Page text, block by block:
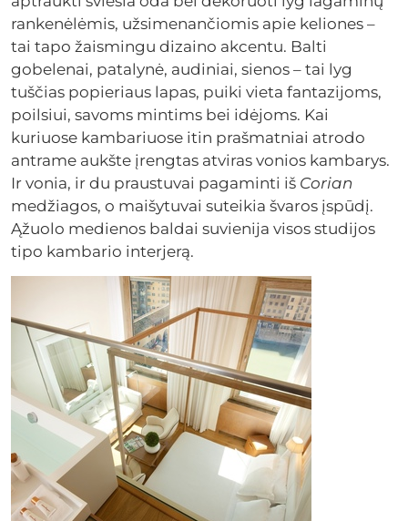
rankenėlėmis, užsimenančiomis apie keliones –
tai tapo žaismingu dizaino akcentu. Balti
gobelenai, patalynė, audiniai, sienos – tai lyg
tuščias popieriaus lapas, puiki vieta fantazijoms,
poilsiui, savoms mintims bei idėjoms. Kai
kuriuose kambariuose itin prašmatniai atrodo
antrame aukšte įrengtas atviras vonios kambarys.
Ir vonia, ir du praustuvai pagaminti iš Corian
medžiagos, o maišytuvai suteikia švaros įspūdį.
Ąžuolo medienos baldai suvienija visos studijos
tipo kambario interjerą.